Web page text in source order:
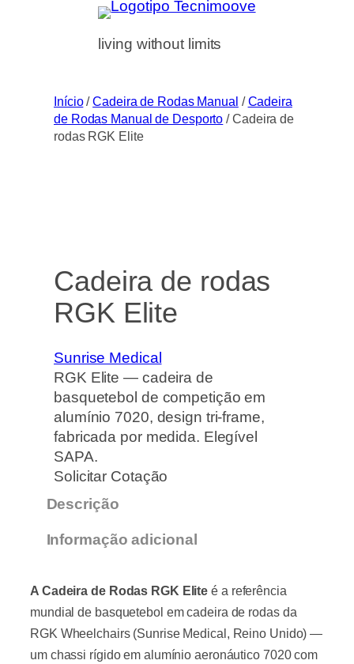
living without limits
Início/Cadeira de Rodas Manual /Cadeira
de Rodas Manual de Desporto / Cadeira de
rodas RGK Elite
Cadeira de rodas
RGK Elite
Sunrise Medical
RGK Elite — cadeira de
basquetebol de competição em
alumínio 7020, design tri-frame,
fabricada por medida. Elegível
SAPA.
Solicitar Cotação
Descrição
Informação adicional
A Cadeira de Rodas RGK Elite é a referência
mundial de basquetebol em cadeira de rodas da
RGK Wheelchairs (Sunrise Medical, Reino Unido) —
um chassi rígido em alumínio aeronáutico 7020 com